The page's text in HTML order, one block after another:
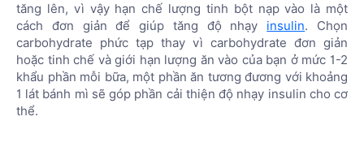
tăng lên, vì vậy hạn chế lượng tinh bột nạp vào là một
cách đơn giản để giúp tăng độ nhạy
insulin. Chọn
carbohydrate phức tạp thay vì carbohydrate đơn giản
hoặc tinh chế và giới hạn lượng ăn vào của bạn ở mức 1-2
khẩu phần mỗi bữa, một phần ăn tương đương với khoảng
1 lát bánh mì sẽ góp phần cải thiện độ nhạy insulin cho cơ
thể.